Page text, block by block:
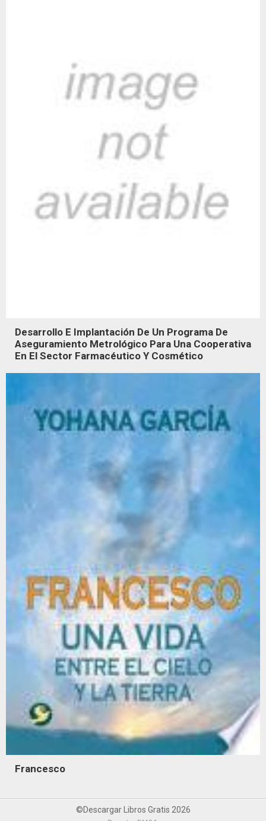
Desarrollo E Implantación De Un Programa De
Aseguramiento Metrológico Para Una Cooperativa
En El Sector Farmacéutico Y Cosmético
Francesco
©Descargar Libros Gratis 2026